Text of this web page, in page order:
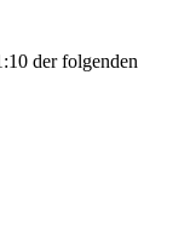
der folgenden